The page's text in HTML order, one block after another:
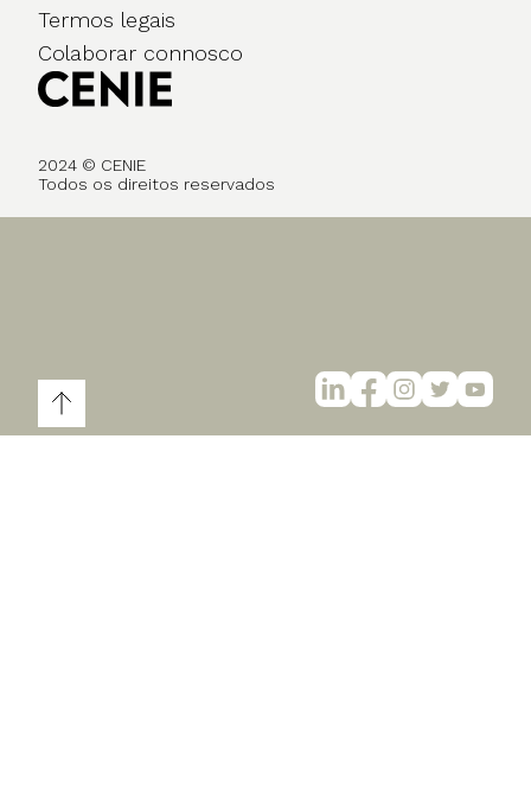
Termos legais
Colaborar connosco
2024 © CENIE
Todos os direitos reservados